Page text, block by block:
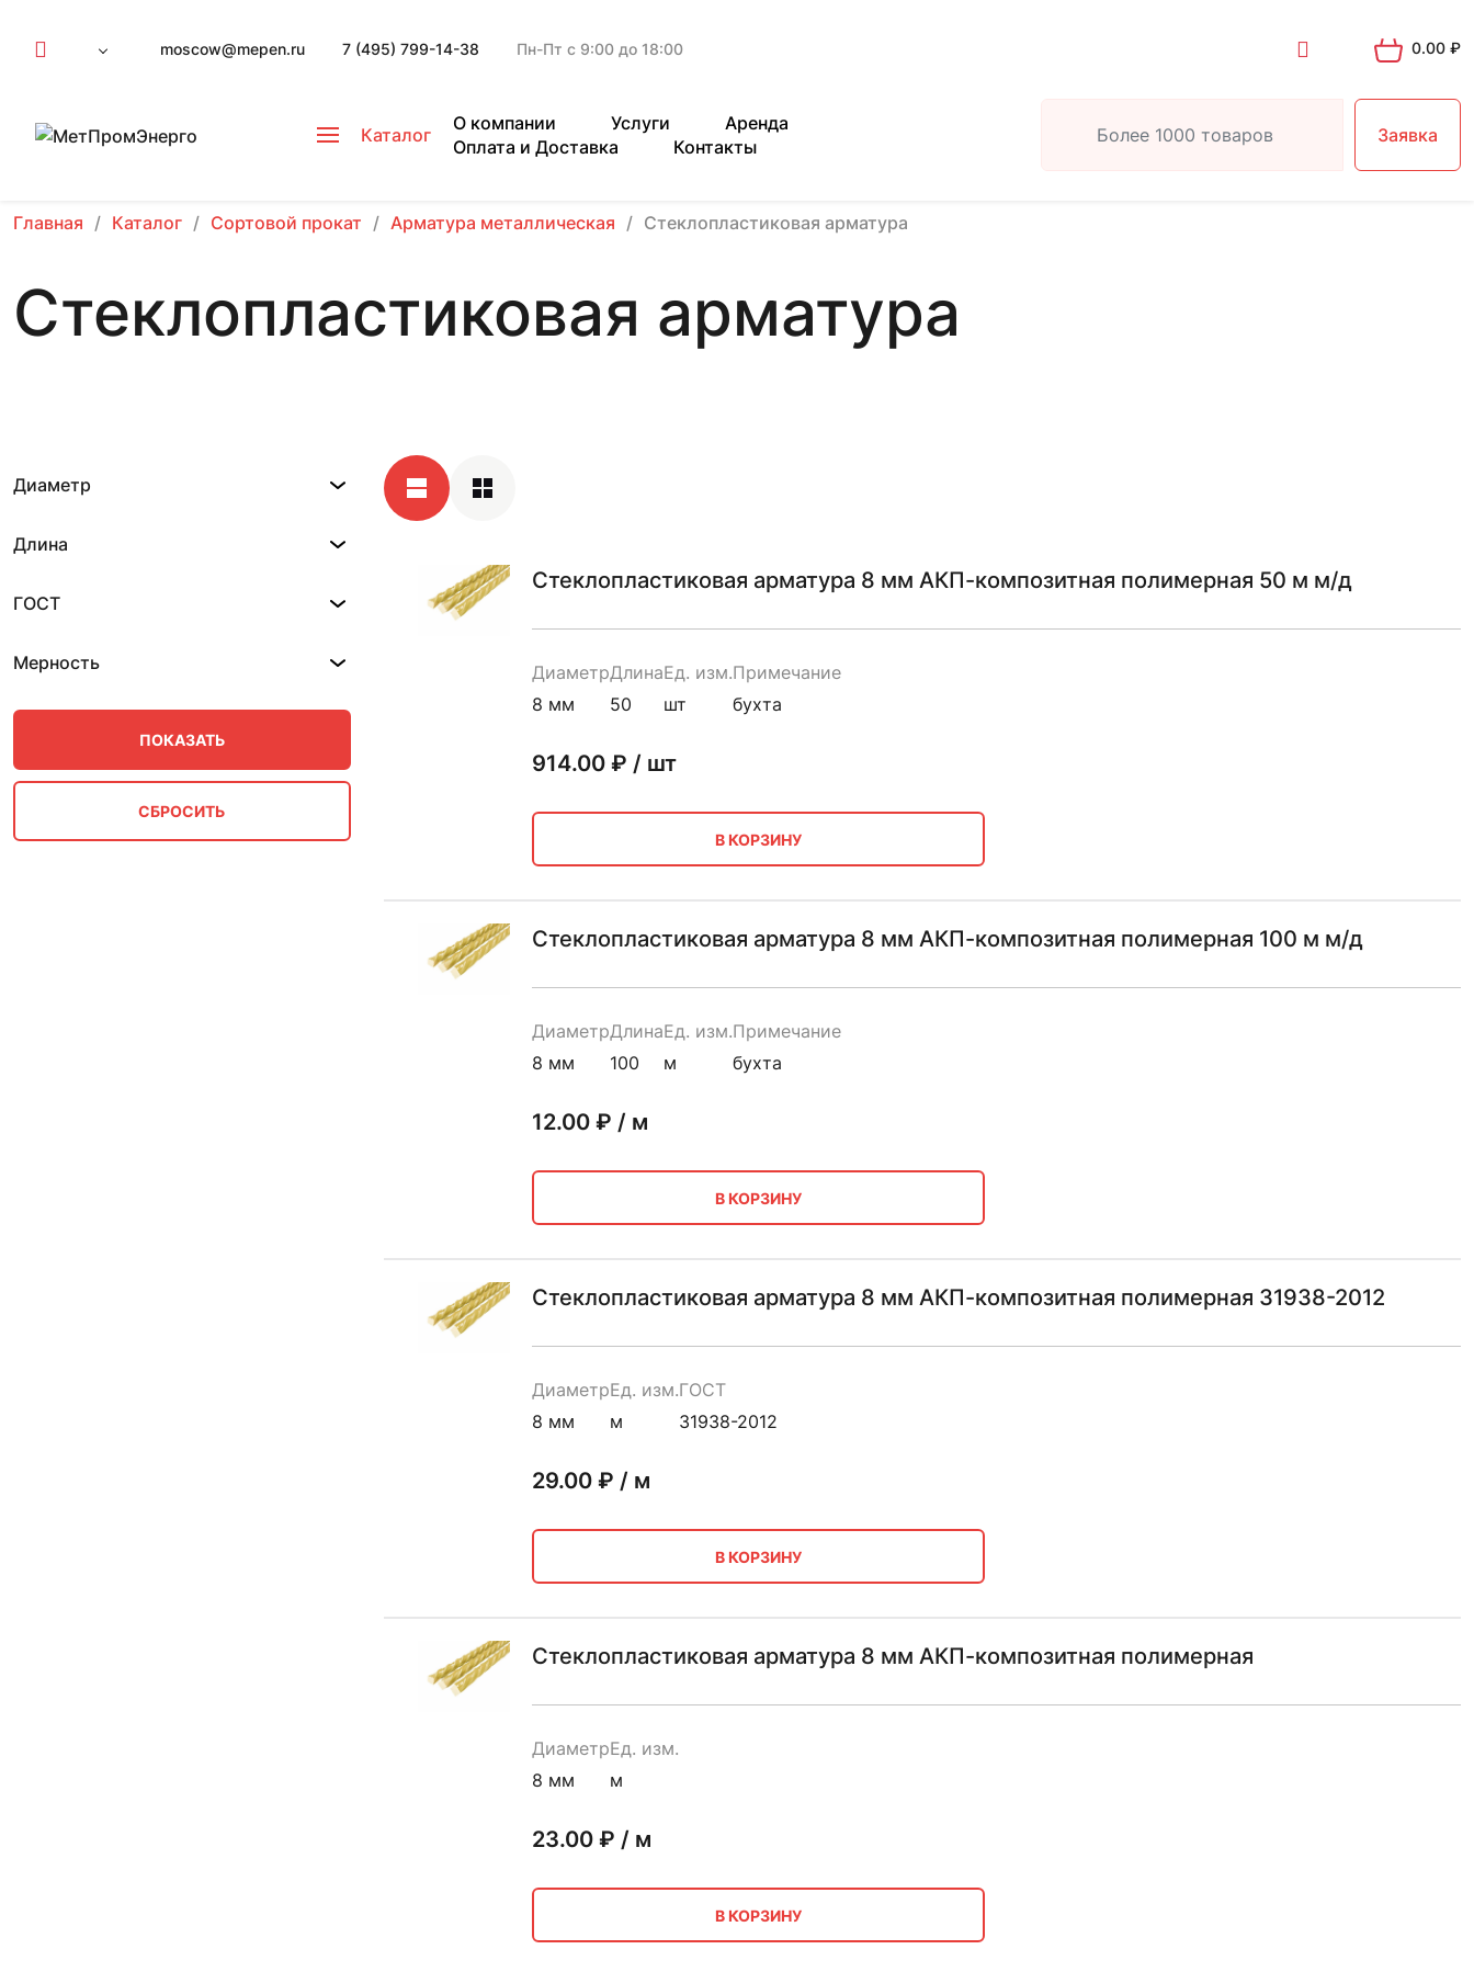
moscow@mepen.ru 7 (495) 799-14-38 Пн-Пт с 9:00 до 18:00 0.00 ₽
Каталог
О компании Услуги
Аренда
Оплата и Доставка
Контакты
Заявка
Главная Каталог Сортовой прокат Арматура металлическая Стеклопластиковая арматура
Стеклопластиковая арматура
Диаметр
Длина
ГОСТ
Мерность
Стеклопластиковая арматура 8 мм АКП-композитная полимерная 50 м м/д
Диаметр
8 мм
Длина
50
Ед. изм.
шт
Примечание
бухта
914.00₽ / шт
В КОРЗИНУ
Стеклопластиковая арматура 8 мм АКП-композитная полимерная 100 м м/д
Диаметр
8 мм
Длина
100
Ед. изм.
м
Примечание
бухта
12.00₽ / м
В КОРЗИНУ
Стеклопластиковая арматура 8 мм АКП-композитная полимерная 31938-2012
Диаметр
8 мм
Ед. изм.
м
ГОСТ
31938-2012
29.00₽ / м
В КОРЗИНУ
Стеклопластиковая арматура 8 мм АКП-композитная полимерная
Диаметр
8 мм
Ед. изм.
м
23.00₽ / м
В КОРЗИНУ